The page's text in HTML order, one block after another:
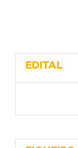
EDITAL